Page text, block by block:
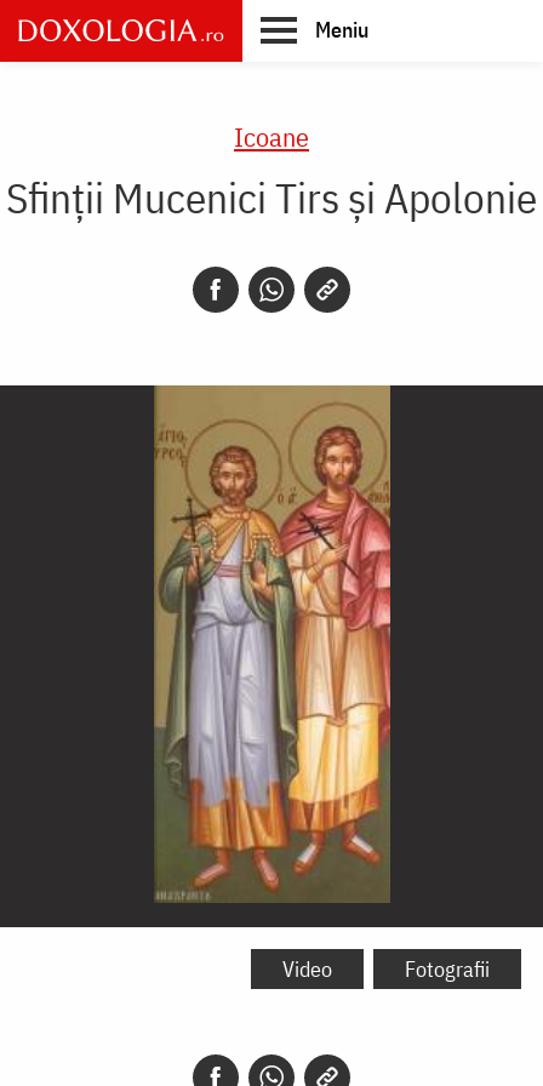
Skip
to
main
Meniu
Icoane
Sfinții Mucenici Tirs și Apolonie
Sfinții
Video Fotografii